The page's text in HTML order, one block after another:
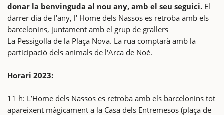
donar la benvinguda al nou any, amb el seu seguici. El
darrer dia de l'any, l' Home dels Nassos es retroba amb els
barcelonins, juntament amb el grup de grallers
La Pessigolla de la Plaça Nova. La rua comptarà amb la
participació dels animals de l'Arca de Noè.
Horari 2023:
11 h: L’Home dels Nassos es retroba amb els barcelonins tot
apareixent màgicament a la Casa dels Entremesos (plaça de